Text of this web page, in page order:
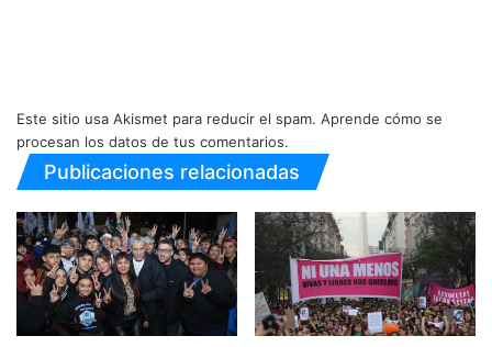
Este sitio usa Akismet para reducir el spam. Aprende cómo se
procesan los datos de tus comentarios.
Publicaciones relacionadas